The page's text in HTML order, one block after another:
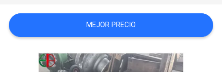
CITA
MEJOR PRECIO